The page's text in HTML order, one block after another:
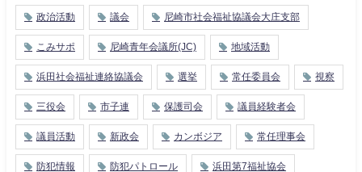
政治活動 議会 尼崎市社会福祉協議会大庄支部
こみサポ 尼崎青年会議所(JC) 地域活動
浜田社会福祉連絡協議会 選挙 常任委員会 視察
三役会 市子連 保護司会 議員経験者会
議員活動 新政会 カンボジア 常任理事会
防犯情報 防犯パトロール 浜田第7福祉協会